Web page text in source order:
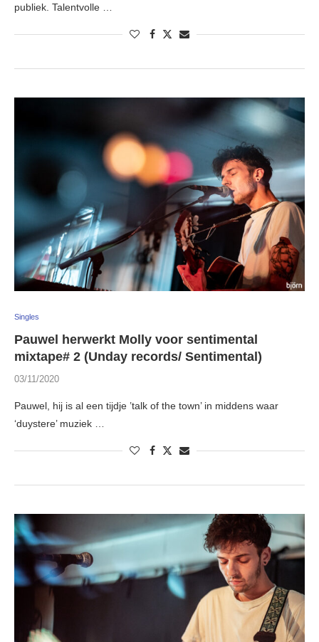
publiek. Talentvolle …
Singles
Pauwel herwerkt Molly voor sentimental
mixtape# 2 (Unday records/ Sentimental)
03/11/2020
Pauwel, hij is al een tijdje ’talk of the town’ in middens waar
‘duystere’ muziek …